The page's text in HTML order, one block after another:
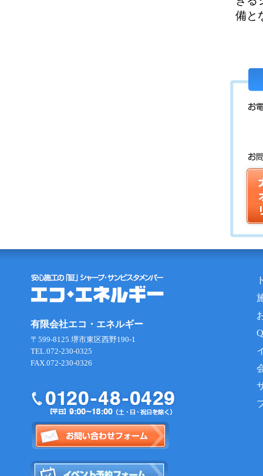
備と
有限会社エコ・エネルギー
〒599-8125 堺市東区西野190-1
TEL.072-230-0325
FAX.072-230-0326